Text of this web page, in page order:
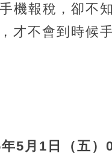
機報稅，卻不知
才不會到時候手
5月1日（五）